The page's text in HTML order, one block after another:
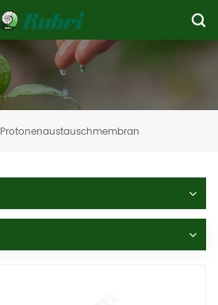
Protonenaustauschmembran